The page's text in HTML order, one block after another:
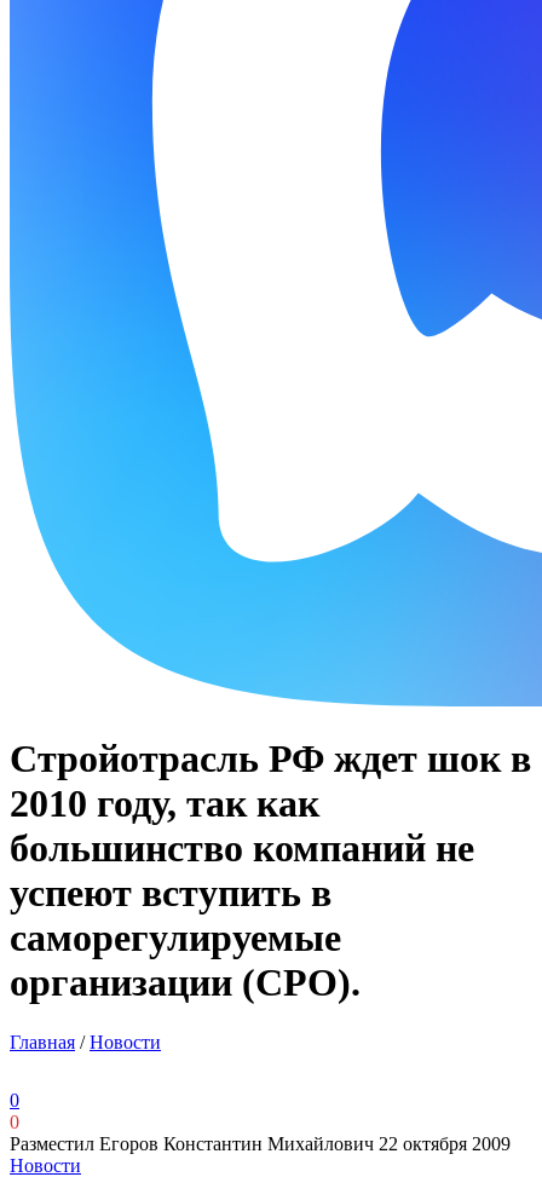
Стройотрасль РФ ждет шок в
2010 году, так как
большинство компаний не
успеют вступить в
саморегулируемые
организации (СРО).
Главная /Новости
0
0
Разместил Егоров Константин Михайлович 22 октября 2009
Новости